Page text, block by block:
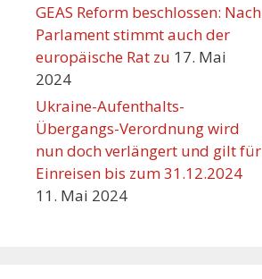
GEAS Reform beschlossen: Nach
Parlament stimmt auch der
europäische Rat zu 17. Mai
2024
Ukraine-Aufenthalts-
Übergangs-Verordnung wird
nun doch verlängert und gilt für
Einreisen bis zum 31.12.2024
11. Mai 2024